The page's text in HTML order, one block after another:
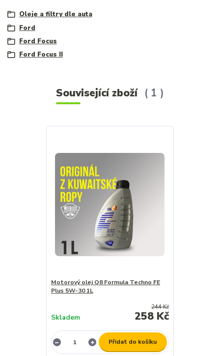
Oleje a filtry dle auta
Ford
Ford Focus
Ford Focus II
Související zboží 1
Motorový olej Q8 Formula Techno FE
Plus 5W-30 1L
244 Kč
258 Kč
Skladem
Přidat do košíku